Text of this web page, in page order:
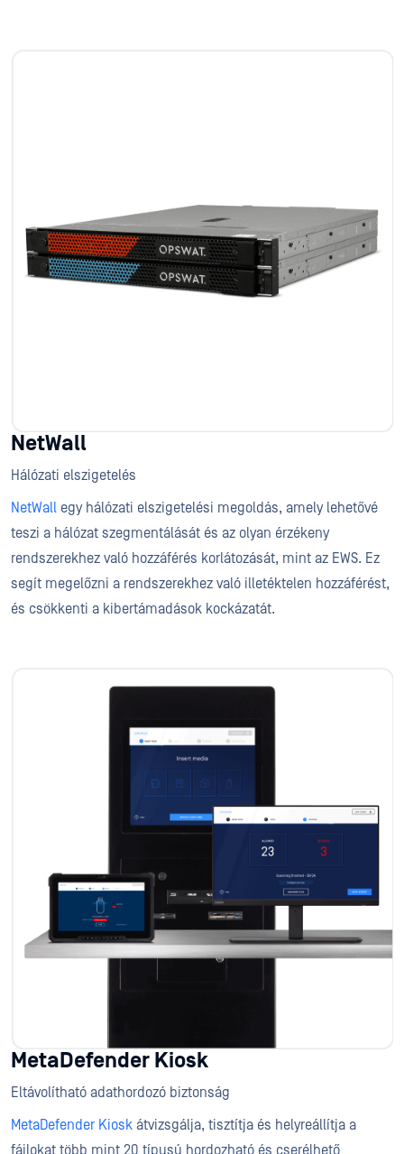
NetWall
Hálózati elszigetelés
NetWall egy hálózati elszigetelési megoldás, amely lehetővé
teszi a hálózat szegmentálását és az olyan érzékeny
rendszerekhez való hozzáférés korlátozását, mint az EWS. Ez
segít megelőzni a rendszerekhez való illetéktelen hozzáférést,
és csökkenti a kibertámadások kockázatát.
MetaDefender Kiosk
Eltávolítható adathordozó biztonság
MetaDefender Kiosk átvizsgálja, tisztítja és helyreállítja a